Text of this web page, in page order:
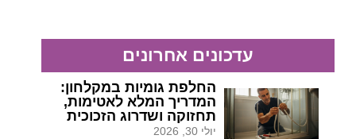
עדכונים אחרונים
החלפת גומיות במקלחון:
המדריך המלא לאטימות,
תחזוקה ושדרוג הזכוכית
יולי 30, 2026